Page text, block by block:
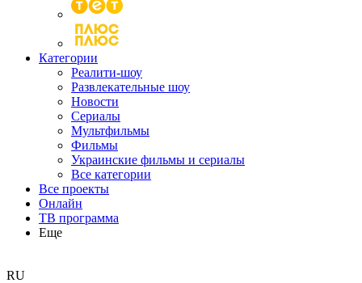
Категории
Реалити-шоу
Развлекательные шоу
Новости
Сериалы
Мультфильмы
Фильмы
Украинские фильмы и сериалы
Все категории
Все проекты
Онлайн
ТВ программа
Еще
RU